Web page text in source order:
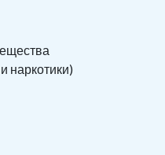
наркотики)